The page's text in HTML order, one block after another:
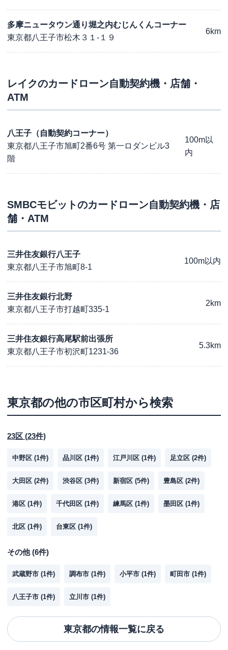
多摩ニュータウン通り堀之内むじんくんコーナー
東京都八王子市松木３１-１９
6km
レイクのカードローン自動契約機・店舗・
ATM
八王子（自動契約コーナー）
東京都八王子市旭町2番6号 第一ロダンビル3
階
100m以
内
SMBCモビットのカードローン自動契約機・店
舗・ATM
三井住友銀行八王子
東京都八王子市旭町8-1
100m以内
三井住友銀行北野
東京都八王子市打越町335-1
2km
三井住友銀行高尾駅前出張所
東京都八王子市初沢町1231-36
5.3km
東京都の他の市区町村から検索
23区 (23件)
中野区 (1件) 品川区 (1件) 江戸川区 (1件) 足立区 (2件)
大田区 (2件) 渋谷区 (3件) 新宿区 (5件) 豊島区 (2件)
港区 (1件) 千代田区 (1件) 練馬区 (1件) 墨田区 (1件)
北区 (1件) 台東区 (1件)
その他(6件)
武蔵野市 (1件) 調布市 (1件) 小平市 (1件) 町田市 (1件)
八王子市 (1件) 立川市 (1件)
東京都の情報一覧に戻る